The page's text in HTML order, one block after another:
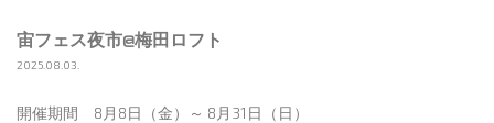
宙フェス夜市@梅田ロフト
2025.08.03.
開催期間 8月8日（金）～ 8月31日（日）